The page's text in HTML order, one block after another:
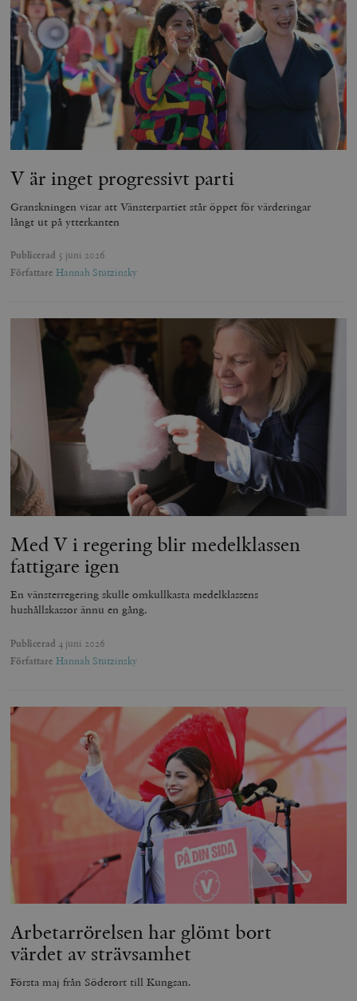
V är inget progressivt parti
Granskningen visar att Vänsterpartiet står öppet för värderingar
långt ut på ytterkanten
Publicerad 5 juni 2026
Författare Hannah Stutzinsky
Med V i regering blir medelklassen
fattigare igen
En vänsterregering skulle omkullkasta medelklassens
hushållskassor ännu en gång.
Publicerad 4 juni 2026
Författare Hannah Stutzinsky
Arbetarrörelsen har glömt bort
värdet av strävsamhet
Första maj från Söderort till Kungsan.